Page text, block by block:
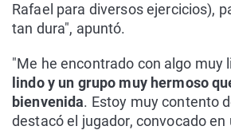
Rafael para diversos ejercicios),
tan dura", apuntó.
"Me he encontrado con algo muy
lindo y un grupo muy hermoso
bienvenida. Estoy muy contento
destacó el jugador, convocado en